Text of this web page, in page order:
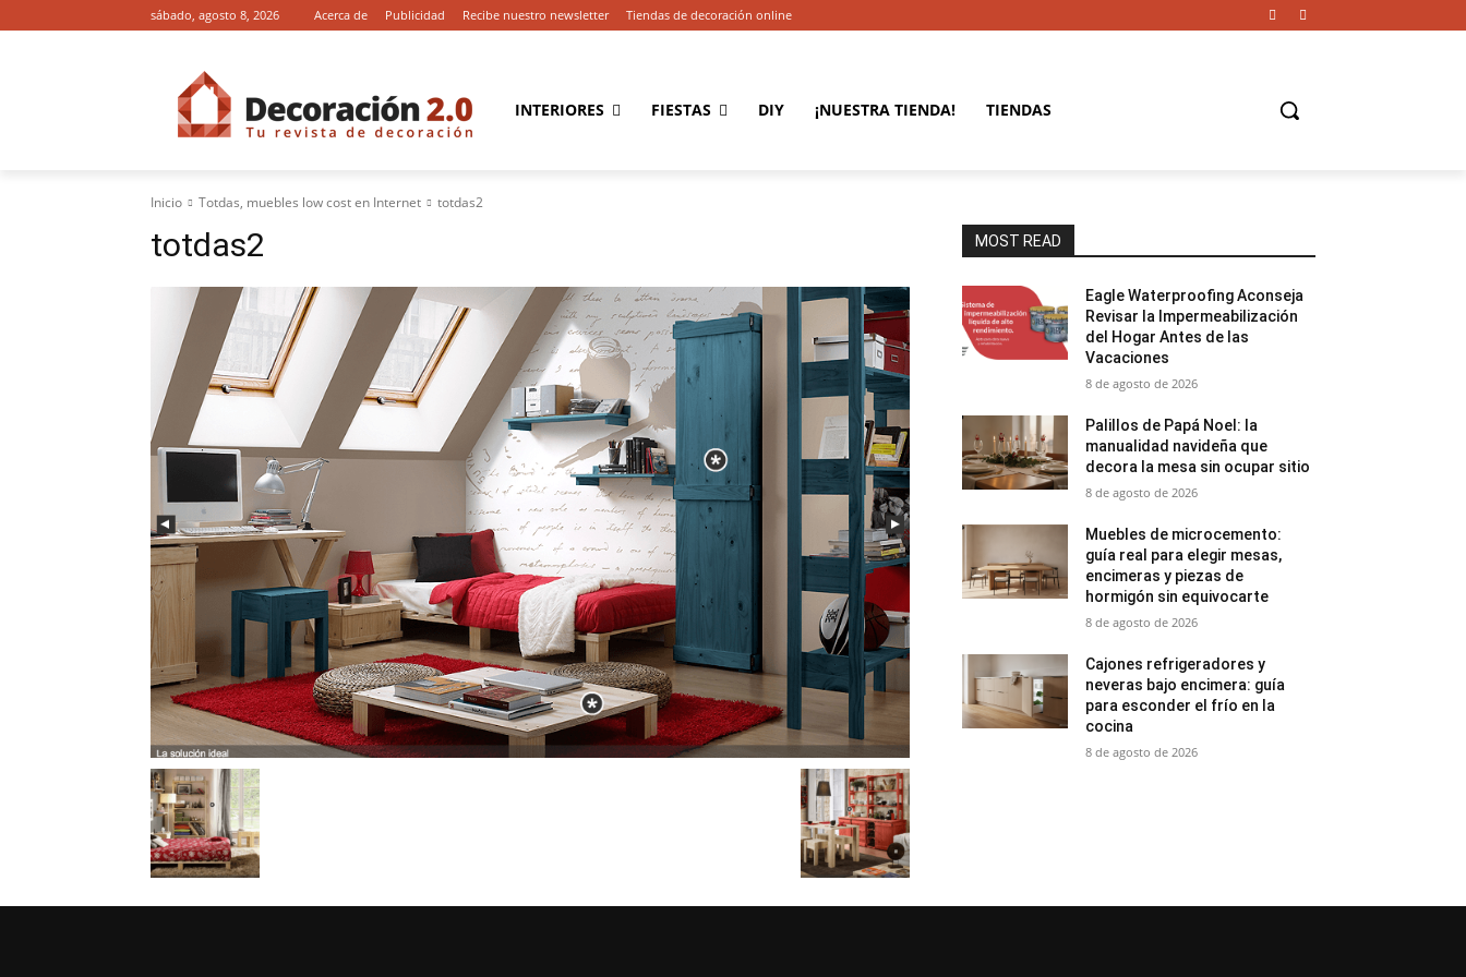
sábado, agosto 8, 2026 Acerca de Publicidad Recibe nuestro newsletter Tiendas de decoración online
INTERIORES FIESTAS DIY ¡NUESTRA TIENDA! TIENDAS
Inicio Totdas, muebles low cost en Internet totdas2
totdas2 MOST READ
Eagle Waterproofing Aconseja
Revisar la Impermeabilización
del Hogar Antes de las
Vacaciones
8 de agosto de 2026
Palillos de Papá Noel: la
manualidad navideña que
decora la mesa sin ocupar sitio
8 de agosto de 2026
Muebles de microcemento:
guía real para elegir mesas,
encimeras y piezas de
hormigón sin equivocarte
8 de agosto de 2026
Cajones refrigeradores y
neveras bajo encimera: guía
para esconder el frío en la
cocina
8 de agosto de 2026